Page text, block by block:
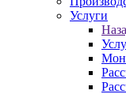
Услуги